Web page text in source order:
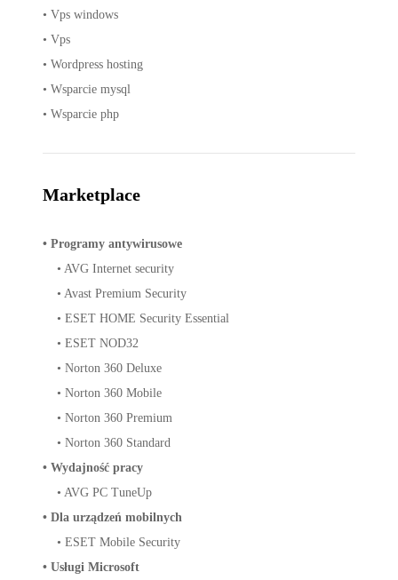
• Vps windows
• Vps
• Wordpress hosting
• Wsparcie mysql
• Wsparcie php
Marketplace
• Programy antywirusowe
• AVG Internet security
• Avast Premium Security
• ESET HOME Security Essential
• ESET NOD32
• Norton 360 Deluxe
• Norton 360 Mobile
• Norton 360 Premium
• Norton 360 Standard
• Wydajność pracy
• AVG PC TuneUp
• Dla urządzeń mobilnych
• ESET Mobile Security
• Usługi Microsoft